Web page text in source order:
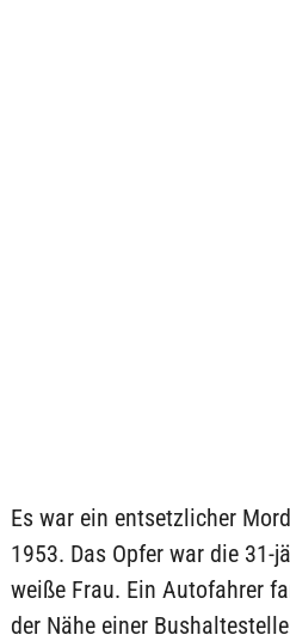
Es war ein entsetzlicher
1953. Das Opfer war die 31-
weiße Frau. Ein Autofahrer
der Nähe einer